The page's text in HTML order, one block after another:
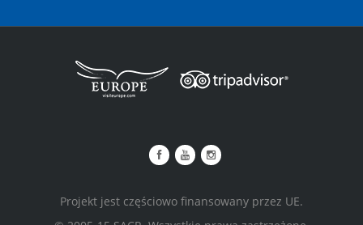
Projekt jest częściowo finansowany przez UE.